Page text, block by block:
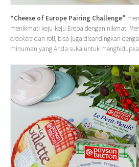
“Cheese of Europe Pairing Challenge”
menikmati keju-keju Eropa dengan nikmat.
crackersdan roti, bisa juga disandingkan
minuman yang Anda suka untuk